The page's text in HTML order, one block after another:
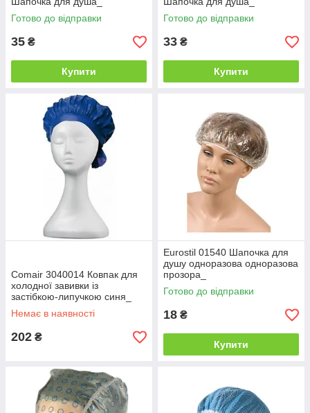
Готово до відправки
35 ₴
Купити
Готово до відправки
33 ₴
Купити
Comair 3040014 Ковпак для
холодної завивки із
застібкою-липучкою синя_
Немає в наявності
202 ₴
Eurostil 01540 Шапочка для
душу одноразова одноразова
прозора_
Готово до відправки
18 ₴
Купити